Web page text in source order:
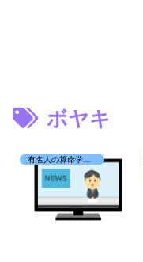
ボヤキ
有名人の算命学日記☆